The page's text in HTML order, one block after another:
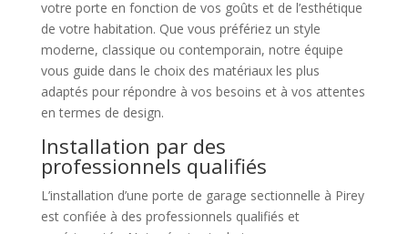
votre porte en fonction de vos goûts et de l’esthétique
de votre habitation. Que vous préfériez un style
moderne, classique ou contemporain, notre équipe
vous guide dans le choix des matériaux les plus
adaptés pour répondre à vos besoins et à vos attentes
en termes de design.
Installation par des
professionnels qualifiés
L’installation d’une porte de garage sectionnelle à Pirey
est confiée à des professionnels qualifiés et